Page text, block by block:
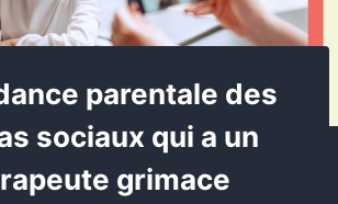
parentale des
sociaux qui a un
grimace